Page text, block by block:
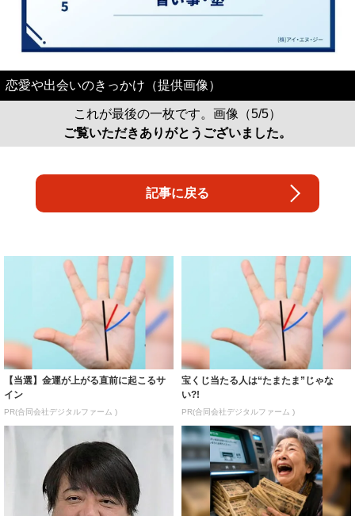
恋愛や出会いのきっかけ（提供画像）
これが最後の一枚です。画像（5/5）
ご覧いただきありがとうございました。
記事に戻る
【当選】金運が上がる直前に起こるサ
イン
PR(合同会社デジタルファーム )
宝くじ当たる人は“たまたま”じゃな
い?!
PR(合同会社デジタルファーム )